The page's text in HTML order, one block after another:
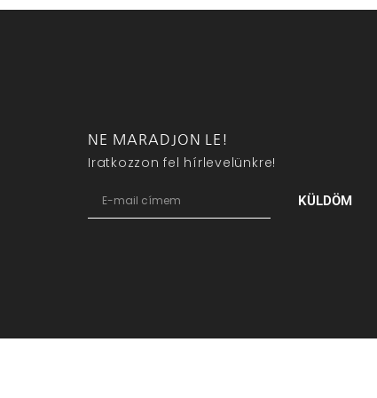
NE MARADJON LE!
Iratkozzon fel hírlevelünkre!
KÜLDÖM